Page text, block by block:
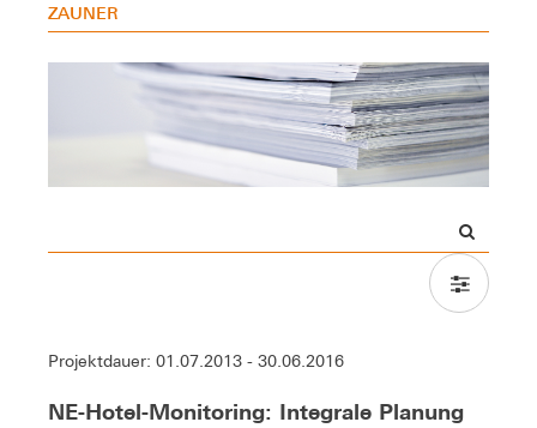
ZAUNER
Projektdauer: 01.07.2013 - 30.06.2016
NE-Hotel-Monitoring: Integrale Planung